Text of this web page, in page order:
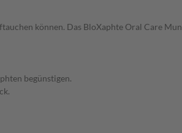
können. Das BloXaphte Oral Care
begünstigen.